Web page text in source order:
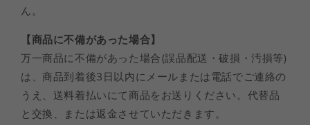
ん。
【商品に不備があった場合】
万一商品に不備があった場合(誤品配送・破損・汚損等)
は、商品到着後3日以内にメールまたは電話でご連絡の
うえ、送料着払いにて商品をお送りください。代替品
と交換、または返金させていただきます。